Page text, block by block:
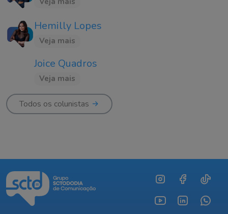
Hemilly Lopes
Veja mais
Joice Quadros
Veja mais
Todos os colunistas